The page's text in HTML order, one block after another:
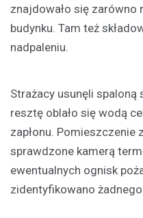
znajdowało się zarówno
budynku. Tam też
nadpaleniu.
Strażacy usunęli spaloną
resztę oblało się wodą
zapłonu. Pomieszczenie
sprawdzone kamerą
ewentualnych ognisk
zidentyfikowano